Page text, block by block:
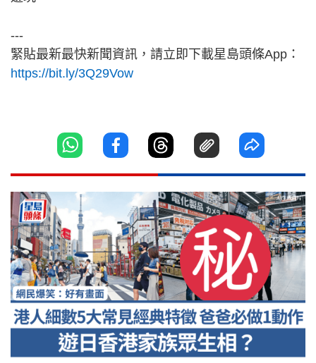
---
緊貼最新最快新聞資訊，請立即下載星島頭條App：
https://bit.ly/3Q29Vow